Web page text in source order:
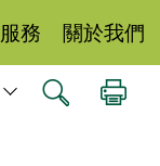
服務 關於我們